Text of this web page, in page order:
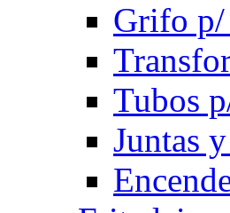
Grifo p/
Tubos
Juntas